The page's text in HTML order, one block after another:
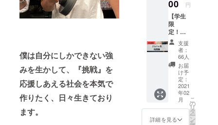
僕は自分にしかできない強
みを生かして、『挑戦』を
応援しあえる社会を本気で
作りたく、日々生きており
ます。
ジナル
ハンド
タオル
をお届
けしま
す！ ・
運営メ
ンバー
からの
お礼
メッ
セージ
を一緒
にお届
けしま
00 円
【学生
限
定！
ジム1ヶ
月利用
券】 ▼
内容 ✔︎
学生が
対象で
す。ジ
ムを1ヶ
月、利
用する
ことが
支援
者：
66人
お届
け予
定：
2021
年02
月
詳細を見る
こ
の
リ
タ
ー
ン
を